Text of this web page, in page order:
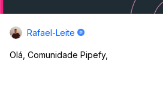
Rafael-Leite
Olá, Comunidade Pipefy,